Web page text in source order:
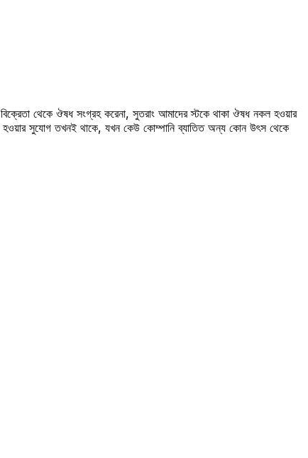
থেকে ঔষধ সংগ্রহ করেনা, সুতরাং আমাদের স্টকে থাকা ঔষধ নকল হওয়ার
হওয়ার সুযোগ তখনই থাকে, যখন কেউ কোম্পানি ব্যাতিত অন্য কোন উৎস থেকে